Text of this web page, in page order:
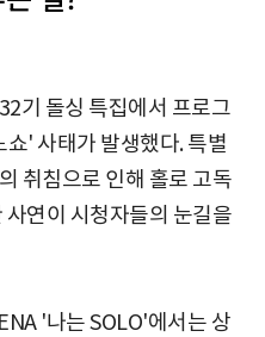
기 돌싱 특집에서 프로그
' 사태가 발생했다. 특별
취침으로 인해 홀로 고독
연이 시청자들의 눈길을
'나는 SOLO'에서는 상